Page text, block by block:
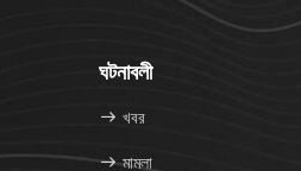
ঘটনাবলী
খবর
মামলা